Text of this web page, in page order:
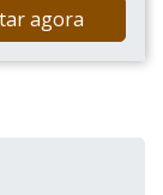
agora